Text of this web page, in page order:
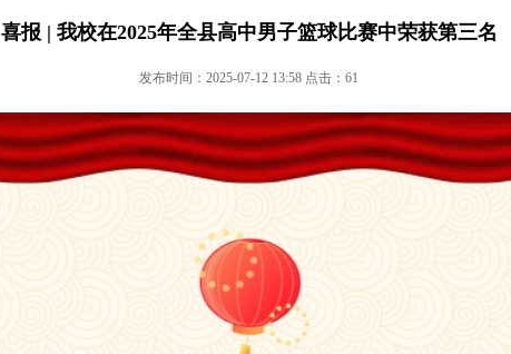
喜报 | 我校在2025年全县高中男子篮球比赛中荣获第三名
发布时间：2025-07-12 13:58 点击： 61